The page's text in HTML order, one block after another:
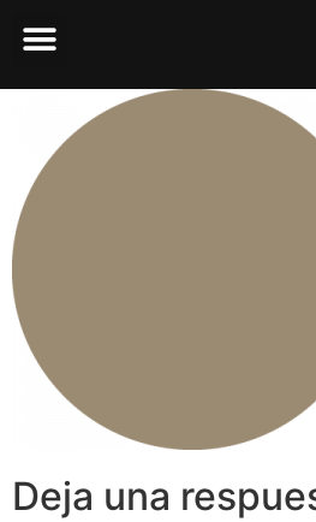
Deja una